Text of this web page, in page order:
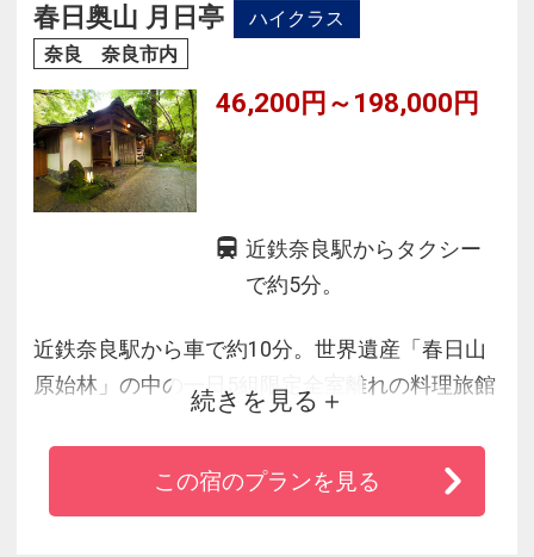
春日奥山 月日亭
ハイクラス
奈良 奈良市内
46,200円～198,000円
近鉄奈良駅からタクシー
で約5分。
近鉄奈良駅から車で約10分。世界遺産「春日山
原始林」の中の一日5組限定全室離れの料理旅館
・お食事は個室（桜の間 若葉の間 竹の間は部屋
食）にて。お風呂は高野槙の貸切風呂でプライ
ベートな時間を
続きを見る
この宿のプランを見る